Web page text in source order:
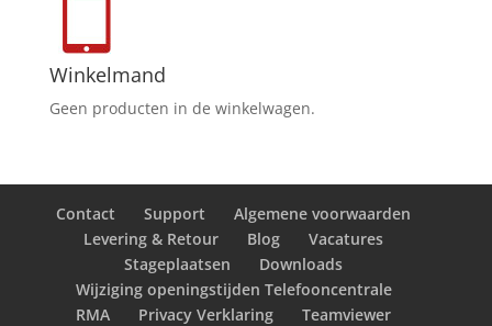
Winkelmand
Geen producten in de winkelwagen.
Contact Support
Algemene voorwaarden
Levering & Retour
Blog
Vacatures
Stageplaatsen
Downloads
Wijziging openingstijden Telefooncentrale
RMA
Privacy Verklaring Teamviewer